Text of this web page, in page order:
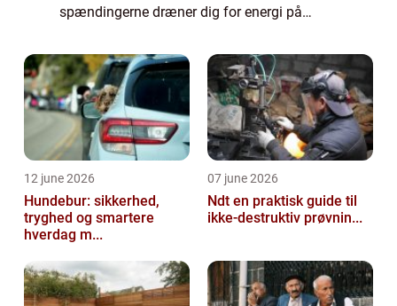
spændingerne dræner dig for energi på
12 june 2026
Hundebur: sikkerhed,
tryghed og smartere
hverdag m...
07 june 2026
Ndt en praktisk guide til
ikke-destruktiv prøvnin...